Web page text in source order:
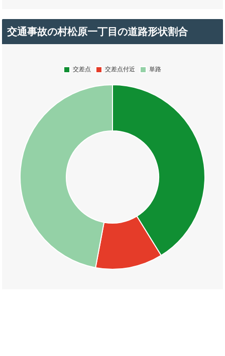
交通事故の村松原一丁目の道路形状割合